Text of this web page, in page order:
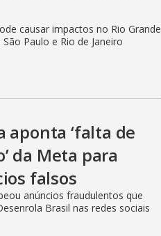
causar impactos no Rio Grande
Paulo e Rio de Janeiro
aponta ‘falta de
da Meta para
falsos
anúncios fraudulentos que
Brasil nas redes sociais